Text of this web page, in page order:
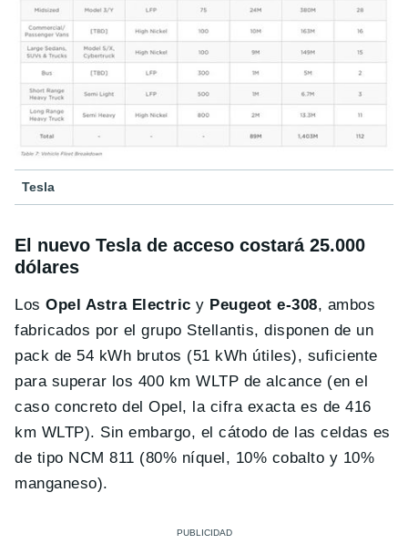
Tesla
El nuevo Tesla de acceso costará 25.000
dólares
LosOpel Astra Electric y Peugeot e-308, ambos
fabricados por el grupo Stellantis, disponen de un
pack de 54 kWh brutos (51 kWh útiles), suficiente
para superar los 400 km WLTP de alcance (en el
caso concreto del Opel, la cifra exacta es de 416
km WLTP). Sin embargo, el cátodo de las celdas es
de tipo NCM 811 (80% níquel, 10% cobalto y 10%
manganeso).